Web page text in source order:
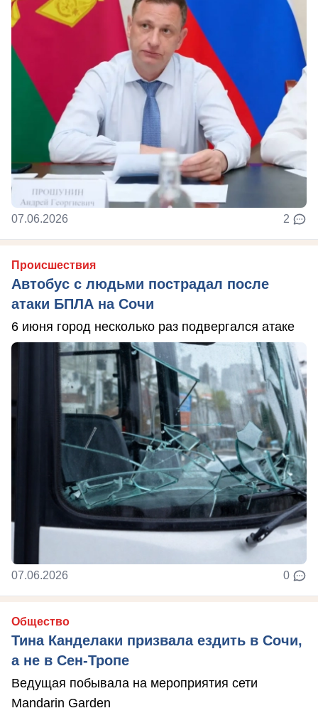
07.06.2026 2
Происшествия
Автобус с людьми пострадал после
атаки БПЛА на Сочи
6 июня город несколько раз подвергался атаке
07.06.2026 0
Общество
Тина Канделаки призвала ездить в Сочи,
а не в Сен-Тропе
Ведущая побывала на мероприятия сети
Mandarin Garden